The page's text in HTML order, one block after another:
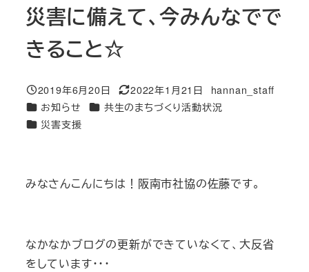
災害に備えて、今みんなでで
きること☆
投稿日
2019年6月20日
更新日
2022年1月21日
著
者
hannan_staff
カテゴリー
お知らせ カテゴリー
共生のまちづくり活動状況
カテゴリー
災害支援
みなさんこんにちは！阪南市社協の佐藤です。
なかなかブログの更新ができていなくて、大反省
をしています・・・